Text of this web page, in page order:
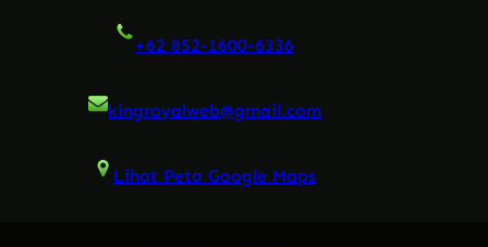
+62 852-1600-6336
kingroyalweb@gmail.com
Lihat Peta Google Maps